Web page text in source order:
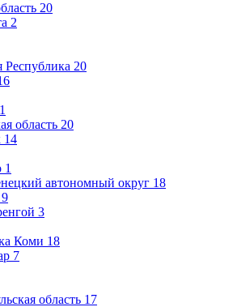
20
2
Республика 20
1
область 20
14
1
автономный округ 18
9
3
Коми 18
7
область 17